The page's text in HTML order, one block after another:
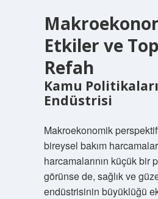
Etkiler ve
Refah
Kamu
Endüstrisi
Makroekonomik
bireysel bakım
harcamalarının küçük bir
görünse de, sağlık ve
endüstrisinin büyüklüğü